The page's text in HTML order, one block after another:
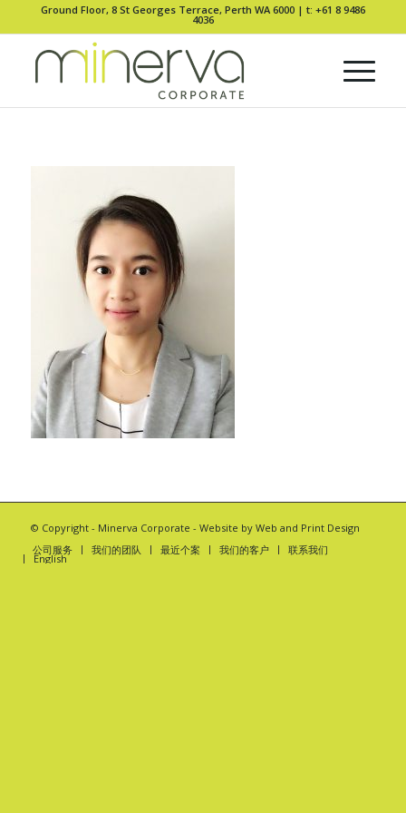
Ground Floor, 8 St Georges Terrace, Perth WA 6000 | t: +61 8 9486
4036
© Copyright - Minerva Corporate - Website by Web and Print Design
公司服务
我们的团队 最近个案 我们的客户 联系我们
English